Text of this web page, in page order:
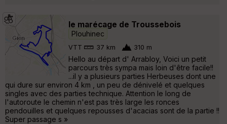
le marécage de Troussebois
Plouhinec
VTT 37 km 310 m
Hello au départ d' Arrabloy, Voici un petit
parcours très sympa mais loin d'être facile!!
...il y a plusieurs parties Herbeuses dont une
qui dure sur environ 4 km , un peu de dénivelé et quelques
singles avec des parties technique. Attention le long de
l'autoroute le chemin n'est pas très large les ronces
pendouilles et quelques repousses d'acacias sont de la partie !!
Super passage s »